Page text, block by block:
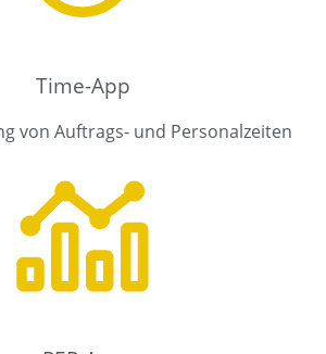
Time-App
von Auftrags- und Personalzeiten​